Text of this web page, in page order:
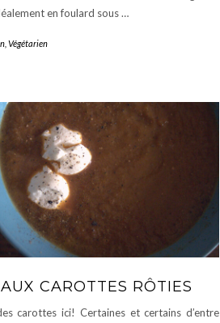
en foulard sous …
Végétarien
CAROTTES RÔTIES
carottes ici! Certaines et certains d’entre